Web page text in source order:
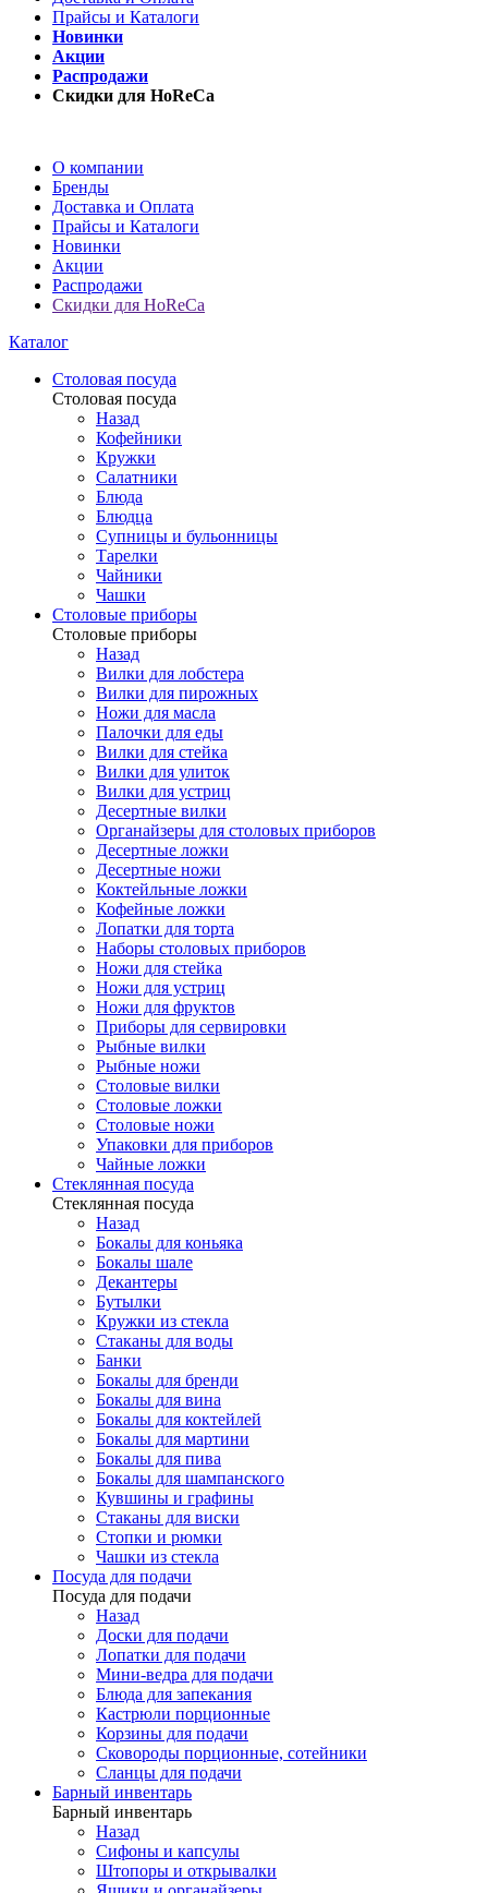
Прайсы и Каталоги
Новинки
Акции
Распродажи
Скидки для HoReCa
О компании
Бренды
Доставка и Оплата
Прайсы и Каталоги
Новинки
Акции
Распродажи
Скидки для HoReCa
Каталог
Столовая посуда
Столовая посуда
Назад
Кофейники
Кружки
Салатники
Блюда
Блюдца
Супницы и бульонницы
Тарелки
Чайники
Чашки
Cтоловые приборы
Cтоловые приборы
Назад
Вилки для лобстера
Вилки для пирожных
Ножи для масла
Палочки для еды
Вилки для стейка
Вилки для улиток
Вилки для устриц
Десертные вилки
Органайзеры для столовых приборов
Десертные ложки
Десертные ножи
Коктейльные ложки
Кофейные ложки
Лопатки для торта
Наборы столовых приборов
Ножи для стейка
Ножи для устриц
Ножи для фруктов
Приборы для сервировки
Рыбные вилки
Рыбные ножи
Столовые вилки
Столовые ложки
Столовые ножи
Упаковки для приборов
Чайные ложки
Стеклянная посуда
Стеклянная посуда
Назад
Бокалы для коньяка
Бокалы шале
Декантеры
Бутылки
Кружки из стекла
Стаканы для воды
Банки
Бокалы для бренди
Бокалы для вина
Бокалы для коктейлей
Бокалы для мартини
Бокалы для пива
Бокалы для шампанского
Кувшины и графины
Стаканы для виски
Стопки и рюмки
Чашки из стекла
Посуда для подачи
Посуда для подачи
Назад
Доски для подачи
Лопатки для подачи
Мини-ведра для подачи
Блюда для запекания
Кастрюли порционные
Корзины для подачи
Сковороды порционные, сотейники
Сланцы для подачи
Барный инвентарь
Барный инвентарь
Назад
Сифоны и капсулы
Штопоры и открывалки